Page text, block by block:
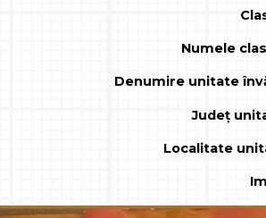
Numele
Denumire unitate
Județ
Localitate